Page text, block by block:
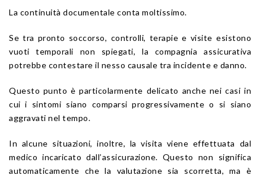
La continuità documentale conta moltissimo.
Se tra pronto soccorso, controlli, terapie e visite esistono
vuoti temporali non spiegati, la compagnia assicurativa
potrebbe contestare il nesso causale tra incidente e danno.
Questo punto è particolarmente delicato anche nei casi in
cui i sintomi siano comparsi progressivamente o si siano
aggravati nel tempo.
In alcune situazioni, inoltre, la visita viene effettuata dal
medico incaricato dall’assicurazione. Questo non significa
automaticamente che la valutazione sia scorretta, ma è